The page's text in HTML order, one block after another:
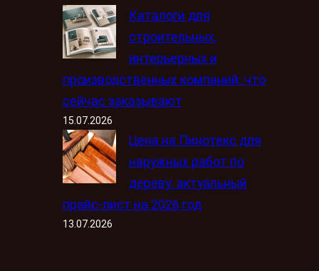
Каталоги для
строительных,
интерьерных и
производственных компаний: что
сейчас заказывают
15.07.2026
Цена на Пинотекс для
наружных работ по
дереву: актуальный
прайс-лист на 2026 год
13.07.2026